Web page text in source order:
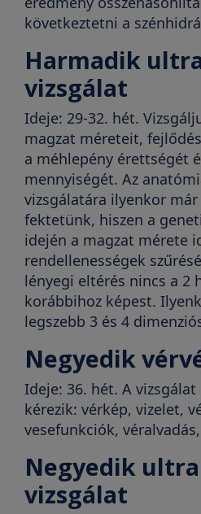
következtetni a
Harmadik
vizsgálat
Ideje: 29-32. hét.
magzat méreteit,
a méhlepény érettségét
mennyiségét. Az
vizsgálatára ilyenkor
fektetünk, hiszen a
idején a magzat mérete
rendellenességek
lényegi eltérés nincs a 2
korábbihoz képest.
legszebb 3 és 4
Negyedik
Ideje: 36. hét. A vizsgálat
kérezik: vérkép, vizelet,
vesefunkciók,
Negyedik
vizsgálat